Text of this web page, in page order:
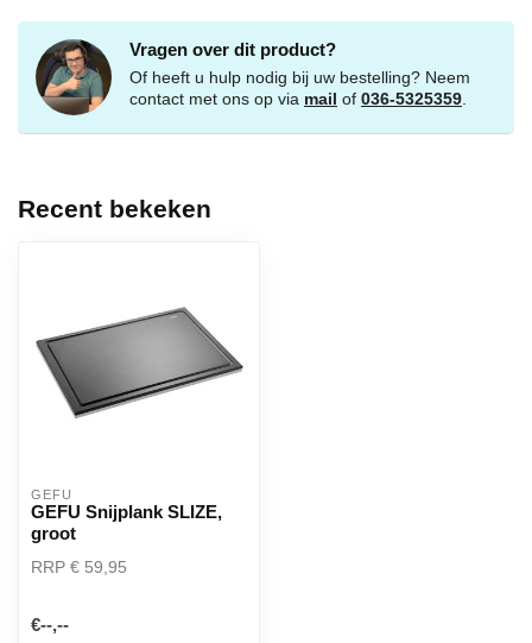
Vragen over dit product?
Of heeft u hulp nodig bij uw bestelling? Neem
contact met ons op via mail of 036-5325359
Recent bekeken
GEFU
GEFU Snijplank SLIZE,
groot
RRP € 59,95
€--,--